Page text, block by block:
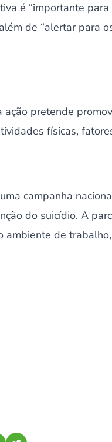
é “importante
de “alertar para
ação pretende
físicas,
campanha
do suicídio. A
ambiente de